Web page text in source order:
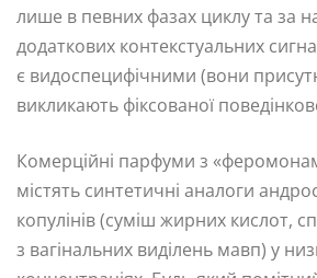
лише в певних фазах циклу та за
додаткових контекстуальних
є видоспецифічними (вони
викликають фіксованої
Комерційні парфуми з
містять синтетичні аналоги
копулінів (суміш жирних кислот,
з вагінальних виділень мавп) у